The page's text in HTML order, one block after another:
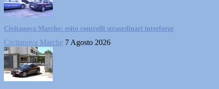
Civitanova Marche: esito controlli straordinari interforze
Civitanova Marche 7 Agosto 2026